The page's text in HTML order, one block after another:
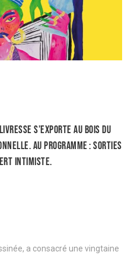
s’exporte au Bois du
Au programme : sorties
intimiste.
a consacré une vingtaine